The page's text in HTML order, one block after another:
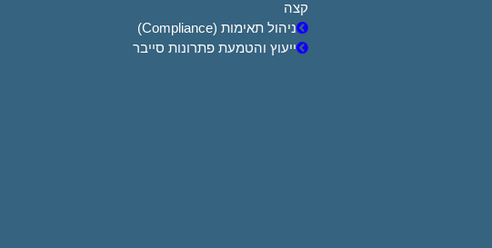
קצה
ניהול תאימות (Compliance)
ייעוץ והטמעת פתרונות סייבר